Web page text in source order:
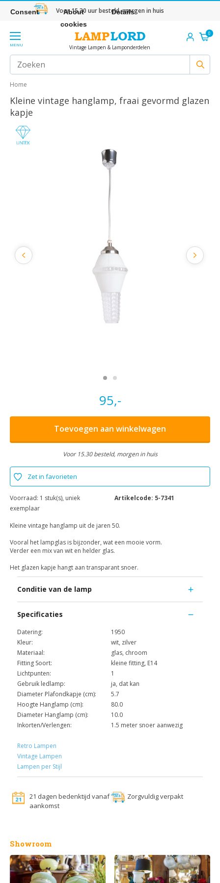
Voor 15.30 uur besteld, morgen in huis
MENU Vintage Lampen & Lamponderdelen
0
Home
Kleine vintage hanglamp, fraai gevormd glazen
kapje
95,-
Toevoegen aan winkelwagen
Voor 15.30 besteld, morgen in huis
Zet in favorieten
Voorraad: 1 stuk(s), uniek
exemplaar
Artikelcode: 5-7341
Kleine vintage hanglamp uit de jaren 50.
Vooral het lampglas is bijzonder, wat een mooie vorm.
Verder een mix van wit en helder glas.
Het glazen kapje hangt aan transparant snoer.
Conditie van de lamp
Specificaties
Datering:
1950
Kleur:
wit, zilver
Materiaal:
glas, chroom
Fitting Soort:
kleine fitting, E14
Lichtpunten:
1
Gebruik ledlamp:
ja, dat kan
Diameter Plafondkapje (cm):
5.7
Hoogte Hanglamp (cm):
80.0
Diameter Hanglamp (cm):
10.0
Inkorten/Verlengen:
1.5 meter snoer aanwezig
Retro Lampen
Vintage Lampen
Lampen per Stijl
21 dagen bedenktijd vanaf
aankomst
Zorgvuldig verpakt
Showroom
Consent
About
cookies
Details